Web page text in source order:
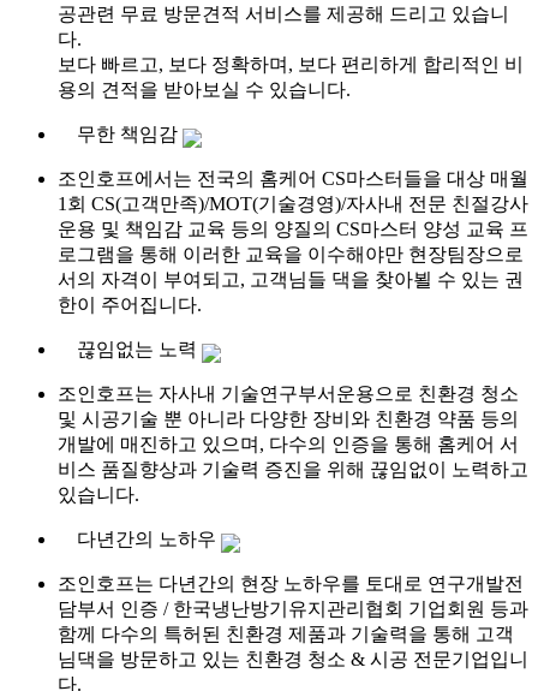
공관련 무료 방문견적 서비스를 제공해 드리고 있습니
다.
보다 빠르고, 보다 정확하며, 보다 편리하게 합리적인 비
용의 견적을 받아보실 수 있습니다.
무한 책임감
조인호프에서는 전국의 홈케어 CS마스터들을 대상 매월
1회 CS(고객만족)/MOT(기술경영)/자사내 전문 친절강사
운용 및 책임감 교육 등의 양질의 CS마스터 양성 교육 프
로그램을 통해 이러한 교육을 이수해야만 현장팀장으로
서의 자격이 부여되고, 고객님들 댁을 찾아뵐 수 있는 권
한이 주어집니다.
끊임없는 노력
조인호프는 자사내 기술연구부서운용으로 친환경 청소
및 시공기술 뿐 아니라 다양한 장비와 친환경 약품 등의
개발에 매진하고 있으며, 다수의 인증을 통해 홈케어 서
비스 품질향상과 기술력 증진을 위해 끊임없이 노력하고
있습니다.
다년간의 노하우
조인호프는 다년간의 현장 노하우를 토대로 연구개발전
담부서 인증 / 한국냉난방기유지관리협회 기업회원 등과
함께 다수의 특허된 친환경 제품과 기술력을 통해 고객
님댁을 방문하고 있는 친환경 청소 & 시공 전문기업입니
다.